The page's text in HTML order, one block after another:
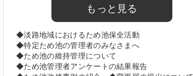
もっと見る
◆淡路地域におけるため池保全活動
◆特定ため池の管理者のみなさまへ
◆ため池の維持管理について
◆ため池管理者アンケートの結果報告